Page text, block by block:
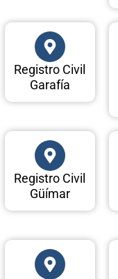
Registro Civil
Garafía
Registro Civil
Güímar